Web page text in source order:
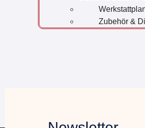
Zubehör &